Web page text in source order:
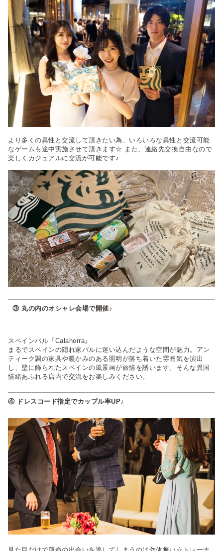
より多くの異性と交流して頂きたい為、いろいろな異性と交流可能
なゲームも途中実施させて頂きます☆ また、連絡先交換自由なので
楽しくカジュアルに交流が可能です♪
③ 丸の内のオシャレ会場で開催♪
スペインバル『Calahorra』
まるでスペインの隠れ家バルに迷い込んだような空間が魅力。アン
ティーク調の家具や暖かみのある照明が落ち着いた雰囲気を演出
し、壁に飾られたスペインの風景画が旅情を誘います。そんな異国
情緒あふれる店内で交流をお楽しみください。
④ ドレスコード指定でカップル率UP♪